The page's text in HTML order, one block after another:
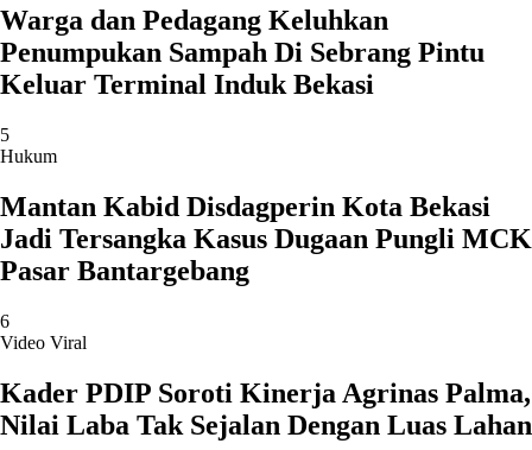
Warga dan Pedagang Keluhkan
Penumpukan Sampah Di Sebrang Pintu
Keluar Terminal Induk Bekasi
5
Hukum
Mantan Kabid Disdagperin Kota Bekasi
Jadi Tersangka Kasus Dugaan Pungli MCK
Pasar Bantargebang
6
Video Viral
Kader PDIP Soroti Kinerja Agrinas Palma,
Nilai Laba Tak Sejalan Dengan Luas Lahan